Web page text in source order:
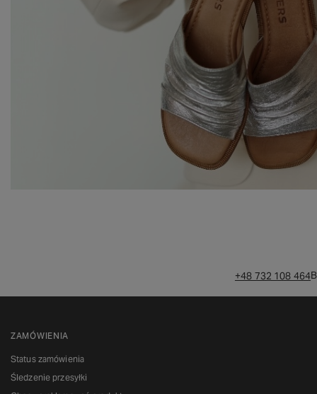
+48 732 108 464
ZAMÓWIENIA
Status zamówienia
Śledzenie przesyłki